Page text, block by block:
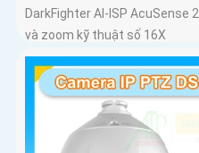
DarkFighter AI-ISP AcuSense
và zoom kỹ thuật số 16X